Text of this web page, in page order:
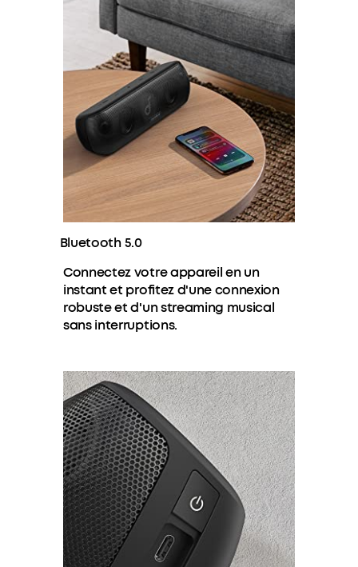
Bluetooth 5.0
Connectez votre appareil en un
instant et profitez d'une connexion
robuste et d'un streaming musical
sans interruptions.